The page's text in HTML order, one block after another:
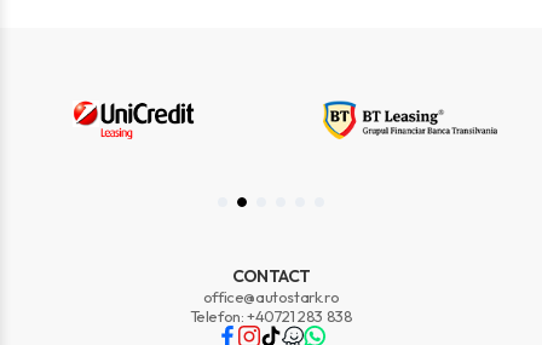
CONTACT
office@autostark.ro
Telefon: +40721 283 838